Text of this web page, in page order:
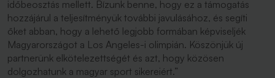
időbeosztás mellett. Bízunk benne, hogy ez a támogatás
hozzájárul a teljesítményük további javulásához, és segíti
őket abban, hogy a lehető legjobb formában képviseljék
Magyarországot a Los Angeles-i olimpián. Köszönjük új
partnerünk elkötelezettségét és azt, hogy közösen
dolgozhatunk a magyar sport sikereiért.”